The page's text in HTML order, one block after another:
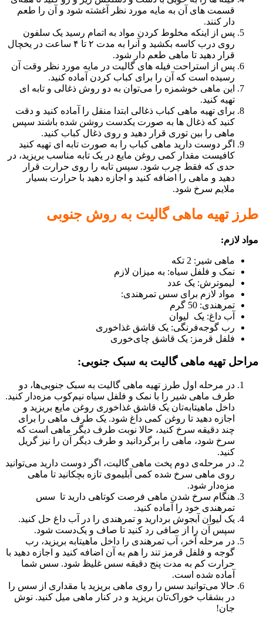
قسمت های آن به مایه مورد‌ نظر آغشته شود و آن را طعم
دار کنند.
پس از اینکه مخلوط کردن مواد به اتمام رسید یک سلفون
روی درب کاسه بکشید و آنرا به مدت ۲ تا ۴ ساعت در یخچال
قرار دهید تا ماهی طعم دار شود.
پس از استراحت فیله های گالیت در مایه مورد نظر وقت آن
رسیده است که آن را برای کباب کردن آماده کنید.
این ماهی خوشمزه را می‌توان به دو روش ذغالی و تابه ای
تهیه کنید.
برای تهیه ماهی کباب ذغالی ابتدا منقل را آماده کنید و دقت
کنید که ذغال ها به صورت یکدست روشن شده باشند سپس
ماهی را بین توری قرار دهید و روی ذغال کباب کنید.
اگر دوست دارید ماهی کباب را به صورت تابه ای تهیه کنید
کافیست مقدار کمی روغن مایع در یک تابه مناسب بریزید، در
حدی که فقط چرب شود. سپس تابه را روی حرارت قرار
دهید و ماهی را اضافه کنید و اجازه دهید با حرارت بسیار
ملایم سرخ شود.
طرز تهیه ماهی گالیت به روش جنوبی
مواد لازم:
ماهی شیر: 2 تکه
نمک و فلفل سیاه: به میزان لازم
لیموترش: یک عدد
مواد لازم برای سس تمرهندی:
تمرهندی: 50 گرم
آب داغ: یک لیوان
رب گوجه‌فرنگی: یک قاشق غذاخوری
فلفل قرمز: یک قاشق چای‌خوری
مراحل تهیه ماهی گالیت به سبک جنوبی:
در مرحله اول طرز تهیه ماهی گالیت به سبک جنوبی‌ها، دو
طرف ماهی شیر را با نمک و فلفل سیاه نیم‌کوب مزه‌دار کنید.
داخل ماهیتابه‌تان یک قاشق غذاخوری روغن مایع بریزید و
اجازه دهید تا روغن کمی داغ شود. یک طرف ماهی را برای
چند دقیقه سرخ کنید، حالا نوبت طرف دیگر ماهی است که
سرخ شود، ماهی را برگردانید و طرف دیگر آن را نیز گریل
کنید.
در مرحله‌ی دوم پخت ماهی گالیت، اگر دوست دارید می‌توانید
روی ماهی سرخ شده کمی آبلیموی تازه بچکانید تا ماهی
مزه‌دار شود.
هنگام سرخ شدن ماهی فرصت کوتاهی دارید تا سس
تمرهندی خود را آماده کنید.
یک لیوان آبجوش بردارید و تمرهندی را در آب داغ حل کنید.
سپس آن را از صافی رد کنید تا صاف و یک‌دست شود.
در مرحله آخر، آب تمرهندی را داخل ماهیتابه بریزید، رب
گوجه و فلفل قرمز تند را هم به آن اضافه کنید و اجازه دهید با
حرارت کم به مدت پنج دقیقه سس غلیظ شود. سس شما
آماده شده است.
حالا می‌توانید سس را روی ماهی بریزید یا مقداری از سس را
در بشقاب خوراک‌تان بریزید و در کنار ماهی میل کنید. نوش
جان!